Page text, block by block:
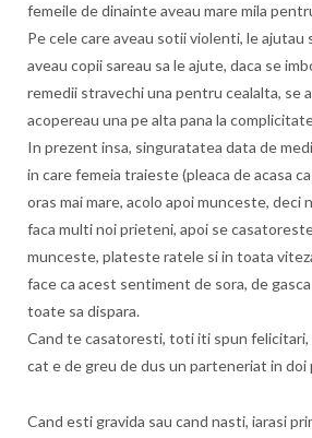
femeile de dinainte aveau mare mila
Pe cele care aveau sotii violenti, le ajutau
aveau copii sareau sa le ajute, daca se
remedii stravechi una pentru cealalta, se
acopereau una pe alta pana la
In prezent insa, singuratatea data de
in care femeia traieste (pleaca de acasa
oras mai mare, acolo apoi munceste, deci
faca multi noi prieteni, apoi se
munceste, plateste ratele si in toata
face ca acest sentiment de sora, de
toate sa dispara.
Cand te casatoresti, toti iti spun
cat e de greu de dus un parteneriat in doi
Cand esti gravida sau cand nasti, iarasi